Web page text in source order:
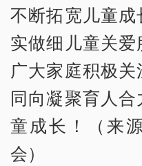
不断拓宽儿童
实做细儿童关
广大家庭积极
同向凝聚育人
童成长！（来
会）